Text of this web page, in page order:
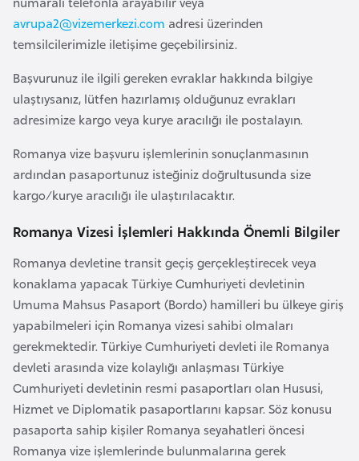
avrupa2@vizemerkezi.com adresi üzerinden
temsilcilerimizle iletişime geçebilirsiniz.
Başvurunuz ile ilgili gereken evraklar hakkında bilgiye
ulaştıysanız, lütfen hazırlamış olduğunuz evrakları
adresimize kargo veya kurye aracılığı ile postalayın.
Romanya vize başvuru işlemlerinin sonuçlanmasının
ardından pasaportunuz isteğiniz doğrultusunda size
kargo/kurye aracılığı ile ulaştırılacaktır.
Romanya Vizesi İşlemleri Hakkında Önemli Bilgiler
Romanya devletine transit geçiş gerçekleştirecek veya
konaklama yapacak Türkiye Cumhuriyeti devletinin
Umuma Mahsus Pasaport (Bordo) hamilleri bu ülkeye giriş
yapabilmeleri için Romanya vizesi sahibi olmaları
gerekmektedir. Türkiye Cumhuriyeti devleti ile Romanya
devleti arasında vize kolaylığı anlaşması Türkiye
Cumhuriyeti devletinin resmi pasaportları olan Hususi,
Hizmet ve Diplomatik pasaportlarını kapsar. Söz konusu
pasaporta sahip kişiler Romanya seyahatleri öncesi
Romanya vize işlemlerinde bulunmalarına gerek
r
i
e
t
i
C
e
a
C
i
b
u
t
i